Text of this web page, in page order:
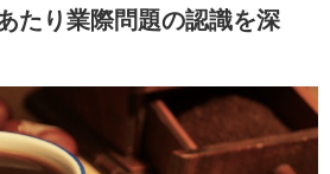
たり業際問題の認識を深